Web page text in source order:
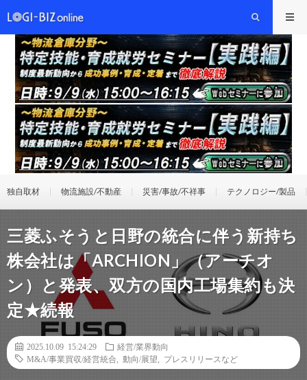
独自取材 物流施設/不動産 災害/事故/不祥事 テクノロジー/製品
三菱ふそうと日野の統合に伴う新持ち
株会社は「ARCHION」（アーチオ
ン）と発表、双方の国内工場集約も決
定★続報
2025.10.09 15:24:29
経営/業界動向
M&A/事業買収/経営統合
動向/展望 プレスリリースなど